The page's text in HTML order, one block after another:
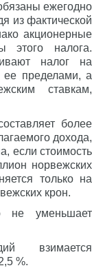
ежегодно
из фактической
акционерные
этого налога.
налог на
ее пределами, а
ставкам,
более
дохода,
если стоимость
норвежских
только на
крон.
не уменьшает
взимается
%.